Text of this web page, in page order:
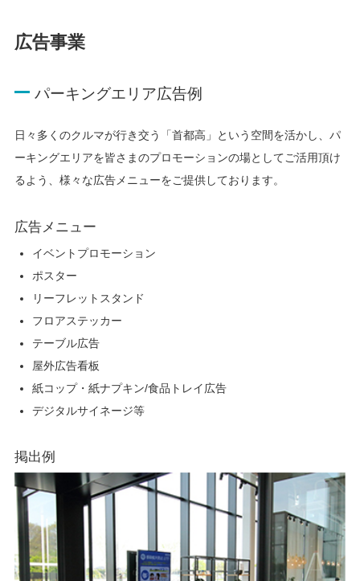
広告事業
パーキングエリア広告例
日々多くのクルマが行き交う「首都高」という空間を活かし、パ
ーキングエリアを皆さまのプロモーションの場としてご活用頂け
るよう、様々な広告メニューをご提供しております。
広告メニュー
イベントプロモーション
ポスター
リーフレットスタンド
フロアステッカー
テーブル広告
屋外広告看板
紙コップ・紙ナプキン/食品トレイ広告
デジタルサイネージ等
掲出例